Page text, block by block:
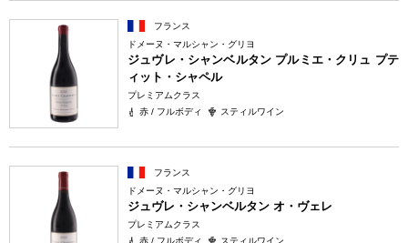
フランス
ドメーヌ・マルシャン・グリヨ
ジュヴレ・シャンベルタン プルミエ・クリュ プテ
ィット・シャペル
プレミアムクラス
赤 / フルボディ
スティルワイン
フランス
ドメーヌ・マルシャン・グリヨ
ジュヴレ・シャンベルタン オ・ヴェレ
プレミアムクラス
赤 / フルボディ
スティルワイン